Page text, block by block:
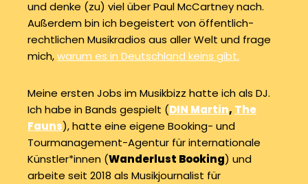
und denke (zu) viel über Paul McCartney nach.
Außerdem bin ich begeistert von öffentlich-
rechtlichen Musikradios aus aller Welt und frage
mich,warum es in Deutschland keins gibt.
Meine ersten Jobs im Musikbizz hatte ich als DJ.
Ich habe in Bands gespielt (DIN Martin, The
Fauns), hatte eine eigene Booking- und
Tourmanagement-Agentur für internationale
Künstler*innen (Wanderlust Booking) und
arbeite seit 2018 als Musikjournalist für